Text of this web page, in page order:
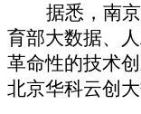
据悉，南
育部大数据、
革命性的技术
北京华科云创